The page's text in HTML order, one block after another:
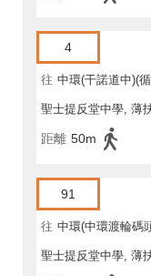
4
往 中環(干諾道中)(
聖士提反堂中學, 薄
距離 50m
91
往 中環(中環渡輪碼
聖士提反堂中學, 薄